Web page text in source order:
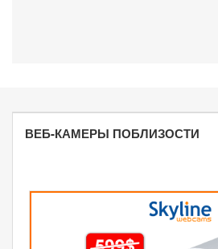
ВЕБ-КАМЕРЫ ПОБЛИЗОСТИ